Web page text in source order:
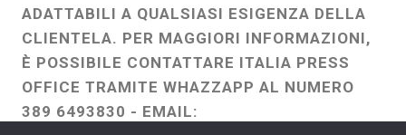
ADATTABILI A QUALSIASI ESIGENZA DELLA
CLIENTELA. PER MAGGIORI INFORMAZIONI,
È POSSIBILE CONTATTARE ITALIA PRESS
OFFICE TRAMITE WHAZZAPP AL NUMERO
389 6493830 - EMAIL: